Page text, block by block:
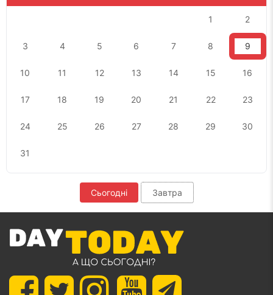
1 2
3 4 5 6 7 8 9
10 11 12 13 14 15 16
17 18 19 20 21 22 23
24 25 26 27 28 29 30
31
Сьогодні Завтра